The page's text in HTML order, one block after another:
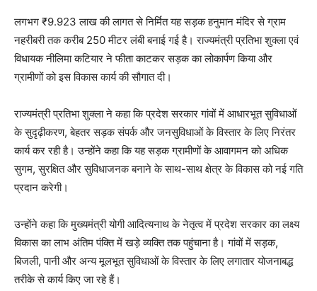
लगभग ₹9.923 लाख की लागत से निर्मित यह सड़क हनुमान मंदिर से ग्राम
नहरीबरी तक करीब 250 मीटर लंबी बनाई गई है। राज्यमंत्री प्रतिभा शुक्ला एवं
विधायक नीलिमा कटियार ने फीता काटकर सड़क का लोकार्पण किया और
ग्रामीणों को इस विकास कार्य की सौगात दी।
राज्यमंत्री प्रतिभा शुक्ला ने कहा कि प्रदेश सरकार गांवों में आधारभूत सुविधाओं
के सुदृढ़ीकरण, बेहतर सड़क संपर्क और जनसुविधाओं के विस्तार के लिए निरंतर
कार्य कर रही है। उन्होंने कहा कि यह सड़क ग्रामीणों के आवागमन को अधिक
सुगम, सुरक्षित और सुविधाजनक बनाने के साथ-साथ क्षेत्र के विकास को नई गति
प्रदान करेगी।
उन्होंने कहा कि मुख्यमंत्री योगी आदित्यनाथ के नेतृत्व में प्रदेश सरकार का लक्ष्य
विकास का लाभ अंतिम पंक्ति में खड़े व्यक्ति तक पहुंचाना है। गांवों में सड़क,
बिजली, पानी और अन्य मूलभूत सुविधाओं के विस्तार के लिए लगातार योजनाबद्ध
तरीके से कार्य किए जा रहे हैं।